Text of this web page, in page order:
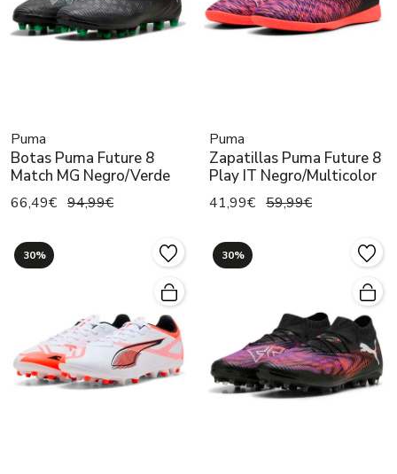
Puma
Botas Puma Future 8
Match MG Negro/Verde
66,49€ 94,99€
Puma
Zapatillas Puma Future 8
Play IT Negro/Multicolor
41,99€ 59,99€
30% 30%